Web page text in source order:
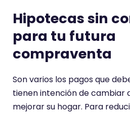
Hipotecas sin
para tu futura
compraventa
Son varios los pagos que
tienen intención de cambiar
mejorar su hogar. Para